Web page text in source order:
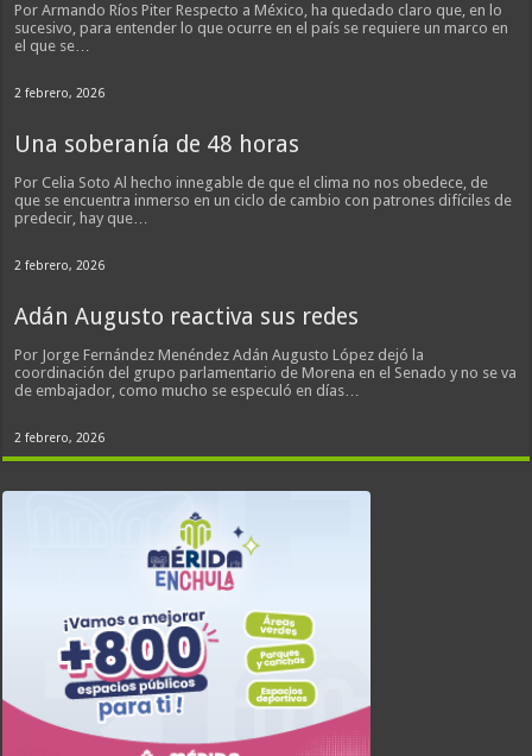
Por Armando Ríos Piter Respecto a México, ha quedado claro que, en lo
sucesivo, para entender lo que ocurre en el país se requiere un marco en
el que se…
2 febrero, 2026
Una soberanía de 48 horas
Por Celia Soto Al hecho innegable de que el clima no nos obedece, de
que se encuentra inmerso en un ciclo de cambio con patrones difíciles de
predecir, hay que…
2 febrero, 2026
Adán Augusto reactiva sus redes
Por Jorge Fernández Menéndez Adán Augusto López dejó la
coordinación del grupo parlamentario de Morena en el Senado y no se va
de embajador, como mucho se especuló en días…
2 febrero, 2026